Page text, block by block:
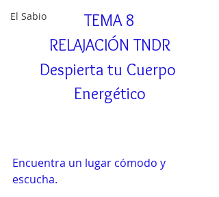
El Sabio
TEMA 8
RELAJACIÓN TNDR
Despierta tu Cuerpo
Energético
Encuentra un lugar cómodo y
escucha.